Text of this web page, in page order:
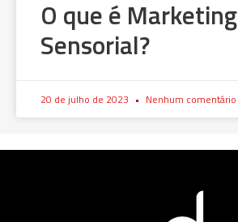
O que é Marketing
Sensorial?
20 de julho de 2023 Nenhum comentário